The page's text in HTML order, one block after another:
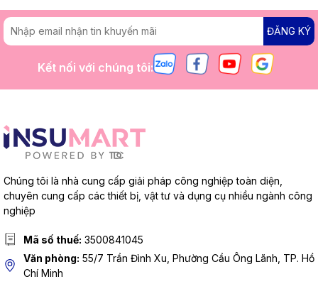
ĐĂNG KÝ
Kết nối với chúng tôi:
Chúng tôi là nhà cung cấp giải pháp công nghiệp toàn diện,
chuyên cung cấp các thiết bị, vật tư và dụng cụ nhiều ngành công
nghiệp
Mã số thuế: 3500841045
Văn phòng: 55/7 Trần Đình Xu, Phường Cầu Ông Lãnh, TP. Hồ
Chí Minh